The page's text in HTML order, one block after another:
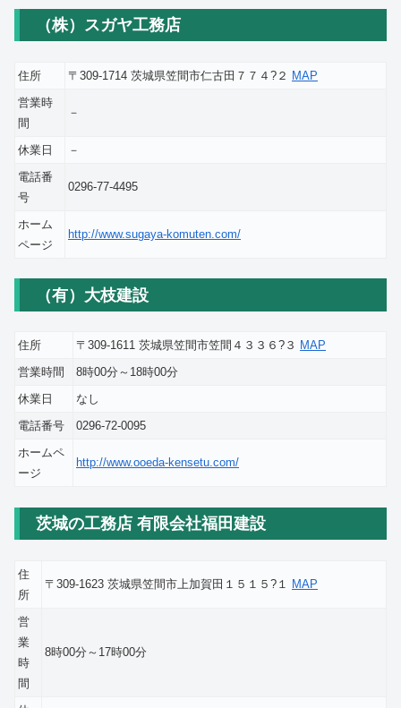
（株）スガヤ工務店
住所 〒309-1714 茨城県笠間市仁古田７７４?２ MAP
営業時
間
－
休業日
－
電話番
号
0296-77-4495
ホーム
ページ
http://www.sugaya-komuten.com/
（有）大枝建設
住所 〒309-1611 茨城県笠間市笠間４３３６?３ MAP
営業時間
8時00分～18時00分
休業日
なし
電話番号
0296-72-0095
ホームペ
ージ
http://www.ooeda-kensetu.com/
茨城の工務店 有限会社福田建設
住
所
〒309-1623 茨城県笠間市上加賀田１５１５?１ MAP
営
業
時
間
8時00分～17時00分